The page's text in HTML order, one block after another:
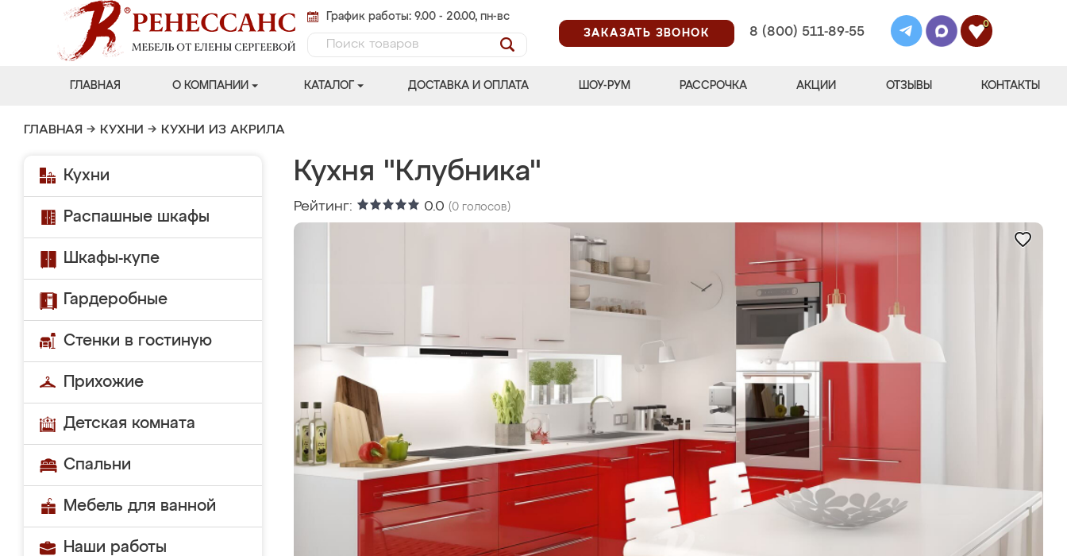
График работы: 9.00 - 20.00, пн-вс
ЗАКАЗАТЬ ЗВОНОК
8 (800) 511-89-55
0
ГЛАВНАЯ О КОМПАНИИ КАТАЛОГ ДОСТАВКА И ОПЛАТА ШОУ-РУМ РАССРОЧКА АКЦИИ ОТЗЫВЫ КОНТАКТЫ
ГЛАВНАЯ → КУХНИ → КУХНИ ИЗ АКРИЛА
Кухни
Распашные шкафы
Шкафы-купе
Гардеробные
Стенки в гостиную
Прихожие
Детская комната
Спальни
Мебель для ванной
Наши работы
Кухня "Клубника"
Рейтинг: 0.0 (0 голосов)